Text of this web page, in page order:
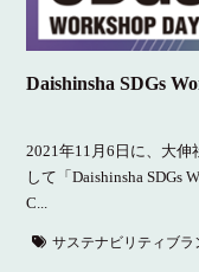
Daishinsha SDGs
2021年11月6日に、大伸
して「Daishinsha SDGs
C...
サステナビリティブラ